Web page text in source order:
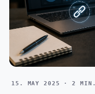
15. MAY 2025 · 2 MIN.